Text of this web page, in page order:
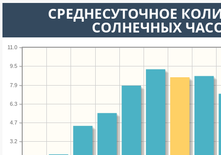
СРЕДНЕСУТОЧНОЕ
СОЛНЕЧНЫХ
3.2
4.7
6.3
7.9
9.5
11.0